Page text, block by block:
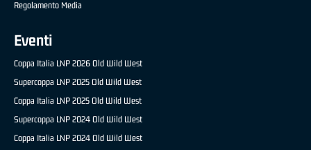
Regolamento Media
Eventi
Coppa Italia LNP 2026 Old Wild West
Supercoppa LNP 2025 Old Wild West
Coppa Italia LNP 2025 Old Wild West
Supercoppa LNP 2024 Old Wild West
Coppa Italia LNP 2024 Old Wild West